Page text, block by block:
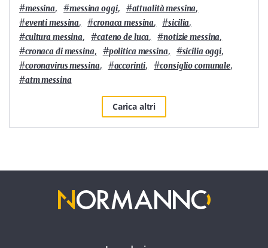
#messina, #messina oggi, #attualità messina,
#eventi messina, #cronaca messina, #sicilia,
#cultura messina, #cateno de luca, #notizie messina,
#cronaca di messina, #politica messina, #sicilia oggi,
#coronavirus messina, #accorinti, #consiglio comunale,
#atm messina
Carica altri